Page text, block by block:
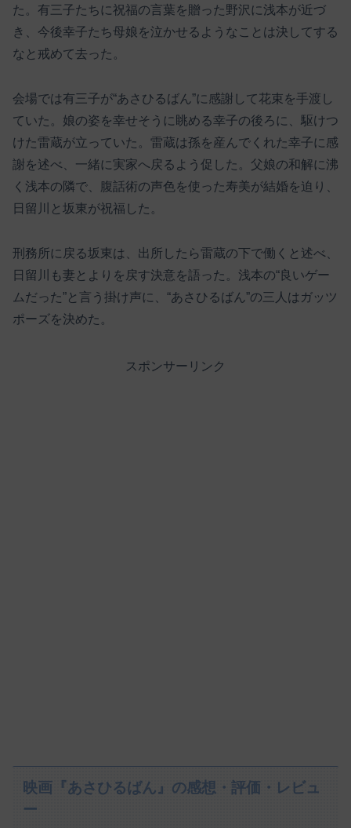
た。有三子たちに祝福の言葉を贈った野沢に浅本が近づ
き、今後幸子たち母娘を泣かせるようなことは決してする
なと戒めて去った。
会場では有三子が“あさひるばん”に感謝して花束を手渡し
ていた。娘の姿を幸せそうに眺める幸子の後ろに、駆けつ
けた雷蔵が立っていた。雷蔵は孫を産んでくれた幸子に感
謝を述べ、一緒に実家へ戻るよう促した。父娘の和解に沸
く浅本の隣で、腹話術の声色を使った寿美が結婚を迫り、
日留川と坂東が祝福した。
刑務所に戻る坂東は、出所したら雷蔵の下で働くと述べ、
日留川も妻とよりを戻す決意を語った。浅本の“良いゲー
ムだった”と言う掛け声に、“あさひるばん”の三人はガッツ
ポーズを決めた。
スポンサーリンク
映画『あさひるばん』の感想・評価・レビュ
ー